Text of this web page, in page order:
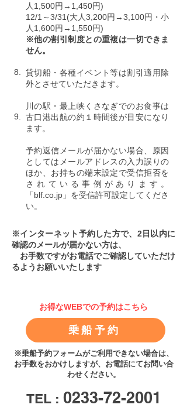
人1,500円→1,450円)
12/1～3/31(大人3,200円→3,100円・小
人1,600円→1,550円)
※他の割引制度との重複は一切できま
せん。
貸切船・各種イベント等は割引適用除
外とさせていただきます。
川の駅・最上峡くさなぎでのお食事は
古口港出航の約１時間後が目安になり
ます。
予約返信メールが届かない場合、原因
としてはメールアドレスの入力誤りの
ほか、お持ちの端末設定で受信拒否を
されている事例があります。
「blf.co.jp」を受信許可設定してくださ
い。
8.
9.
※インターネット予約した方で、2日以内に
確認のメールが届かない方は、
お手数ですがお電話でご確認していただけ
るようお願いいたします
お得なWEBでの予約はこちら
乗船予約
※乗船予約フォームがご利用できない場合は、
お手数をおかけしますが、お電話にてお問い合
わせください。
TEL : 0233-72-2001